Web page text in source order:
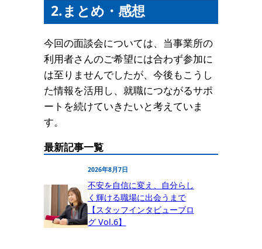
2.まとめ・感想
今回の面談会については、当事業所の
利用者さんのご希望には合わず参加に
は至りませんでしたが、今後もこうし
た情報を活用し、就職につながるサポ
ートを続けていきたいと考えていま
す。
最新記事一覧
2026年8月7日
不安を自信に変え、自分らし
く輝ける職場に出会うまで
【スタッフインタビューブロ
グ Vol.6】